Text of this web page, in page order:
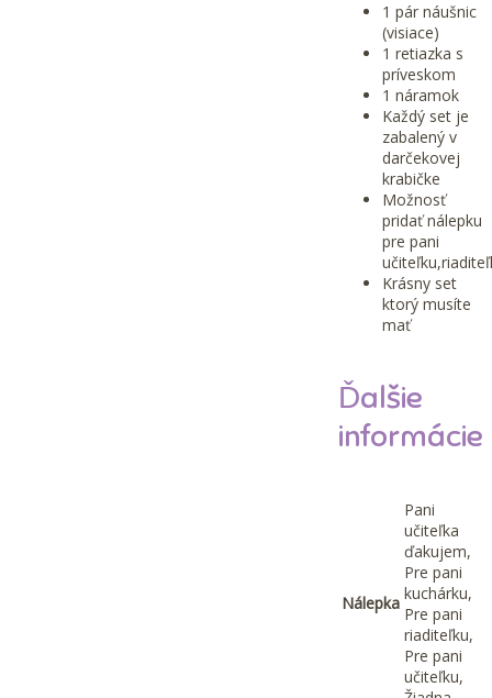
1 pár náušnic
(visiace)
1 retiazka s
príveskom
1 náramok
Každý set je
zabalený v
darčekovej
krabičke
Možnosť
pridať nálepku
pre pani
Krásny set
ktorý musíte
mať
Ďalšie
informácie
Nálepka
Pani
učiteľka
ďakujem,
Pre pani
kuchárku,
Pre pani
riaditeľku,
Pre pani
učiteľku,